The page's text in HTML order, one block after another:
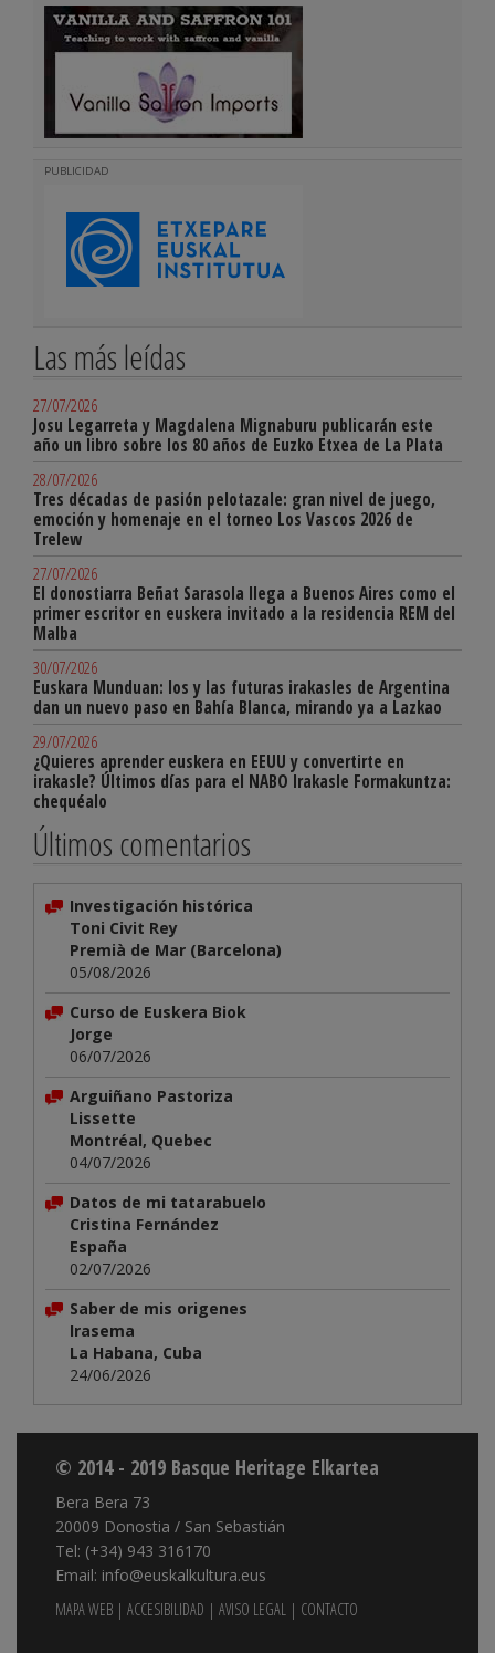
PUBLICIDAD
Las más leídas
27/07/2026
Josu Legarreta y Magdalena Mignaburu publicarán este
año un libro sobre los 80 años de Euzko Etxea de La Plata
28/07/2026
Tres décadas de pasión pelotazale: gran nivel de juego,
emoción y homenaje en el torneo Los Vascos 2026 de
Trelew
27/07/2026
El donostiarra Beñat Sarasola llega a Buenos Aires como el
primer escritor en euskera invitado a la residencia REM del
Malba
30/07/2026
Euskara Munduan: los y las futuras irakasles de Argentina
dan un nuevo paso en Bahía Blanca, mirando ya a Lazkao
29/07/2026
¿Quieres aprender euskera en EEUU y convertirte en
irakasle? Últimos días para el NABO Irakasle Formakuntza:
chequéalo
Últimos comentarios
Investigación histórica
Toni Civit Rey
Premià de Mar (Barcelona)
05/08/2026
Curso de Euskera Biok
Jorge
06/07/2026
Arguiñano Pastoriza
Lissette
Montréal, Quebec
04/07/2026
Datos de mi tatarabuelo
Cristina Fernández
España
02/07/2026
Saber de mis origenes
Irasema
La Habana, Cuba
24/06/2026
© 2014 - 2019 Basque Heritage Elkartea
Bera Bera 73
20009 Donostia / San Sebastián
Tel: (+34) 943 316170
Email: info@euskalkultura.eus
MAPA WEB | ACCESIBILIDAD | AVISO LEGAL | CONTACTO